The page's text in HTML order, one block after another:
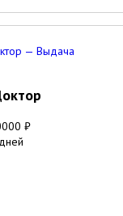
₽
дней